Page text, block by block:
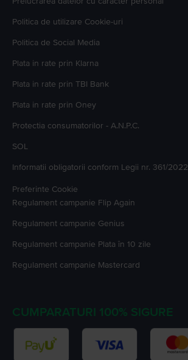
Politica de utilizare Cookie-uri
Politica de Social Media
Plata in rate prin Klarna
Plata in rate prin TBI Bank
Plata in rate prin Oney
Protectia consumatorilor - A.N.P.C.
SOL
Informatii obligatorii conform Legii nr. 361/2022
Preferinte Cookie
Regulament campanie Flip Again
Regulament campanie Genius
Regulament campanie Plata în 10 zile
Regulament campanie Mastercard
CUMPARATURI 100% SIGURE